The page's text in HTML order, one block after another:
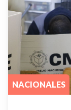
NACIONALES